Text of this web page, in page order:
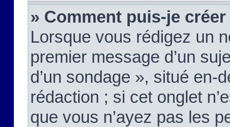
» Comment puis-je
Lorsque vous rédigez un
premier message d’un
d’un sondage », situé en-
rédaction ; si cet onglet
que vous n’ayez pas les